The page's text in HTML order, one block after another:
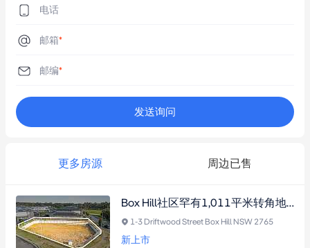
电话
邮箱*
邮编*
发送询问
更多房源 周边已售
Box Hill社区罕有1,011平米转角地块，坐拥低密度分区，静候梦想家园或未来开发（需市政厅批准）
1-3 Driftwood Street Box Hill NSW 2765
新上市